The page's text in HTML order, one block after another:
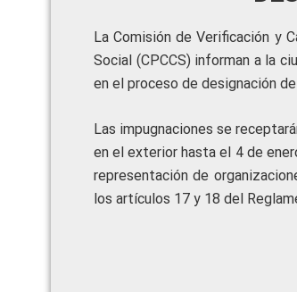
La Comisión de Verificación y
Social (CPCCS) informan a la
en el proceso de designación
Las impugnaciones se
en el exterior hasta el 4 de
representación de
los artículos 17 y 18 del